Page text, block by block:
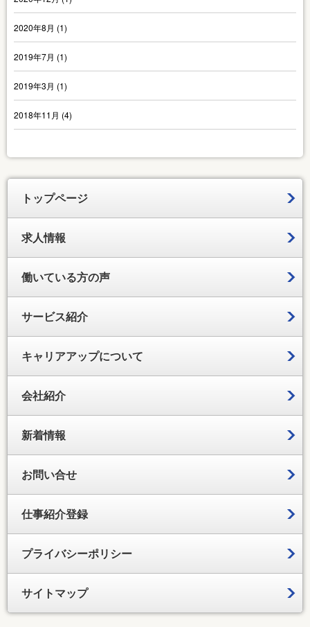
2020年8月 (1)
2019年7月 (1)
2019年3月 (1)
2018年11月 (4)
トップページ
求人情報
働いている方の声
サービス紹介
キャリアアップについて
会社紹介
新着情報
お問い合せ
仕事紹介登録
プライバシーポリシー
サイトマップ